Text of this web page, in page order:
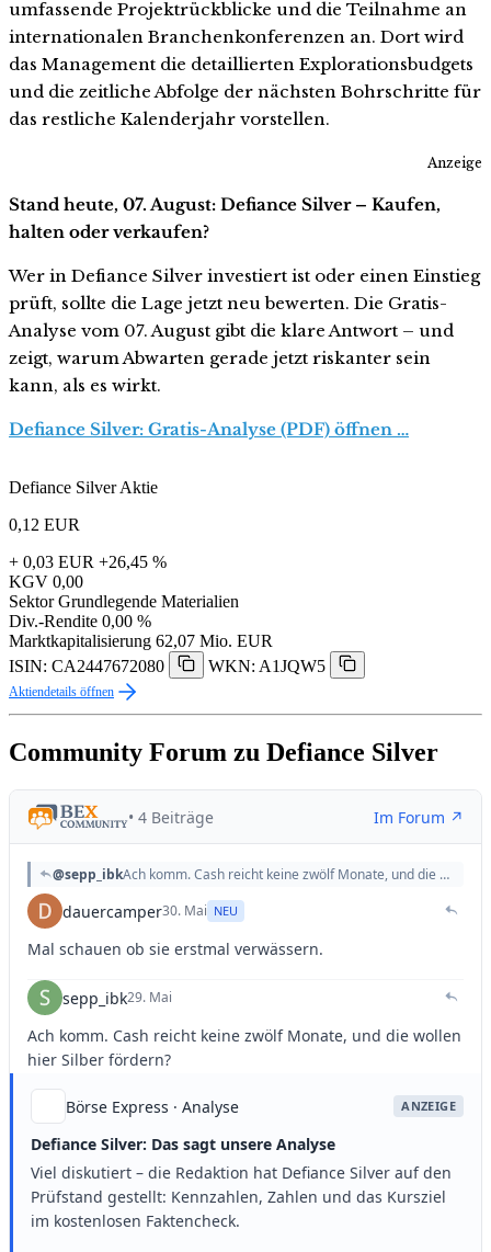
umfassende Projektrückblicke und die Teilnahme an
internationalen Branchenkonferenzen an. Dort wird
das Management die detaillierten Explorationsbudgets
und die zeitliche Abfolge der nächsten Bohrschritte für
das restliche Kalenderjahr vorstellen.
Anzeige
Stand heute, 07. August: Defiance Silver – Kaufen,
halten oder verkaufen?
Wer in Defiance Silver investiert ist oder einen Einstieg
prüft, sollte die Lage jetzt neu bewerten. Die Gratis-
Analyse vom 07. August gibt die klare Antwort – und
zeigt, warum Abwarten gerade jetzt riskanter sein
kann, als es wirkt.
Defiance Silver: Gratis-Analyse (PDF) öffnen …
Defiance Silver Aktie
0,12 EUR
+ 0,03 EUR +26,45 %
KGV 0,00
Sektor Grundlegende Materialien
Div.-Rendite 0,00 %
Marktkapitalisierung 62,07 Mio. EUR
ISIN: CA2447672080
WKN: A1JQW5
Aktiendetails öffnen
Community Forum zu Defiance Silver